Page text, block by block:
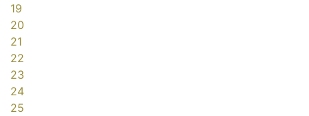
19
20
21
22
23
24
25